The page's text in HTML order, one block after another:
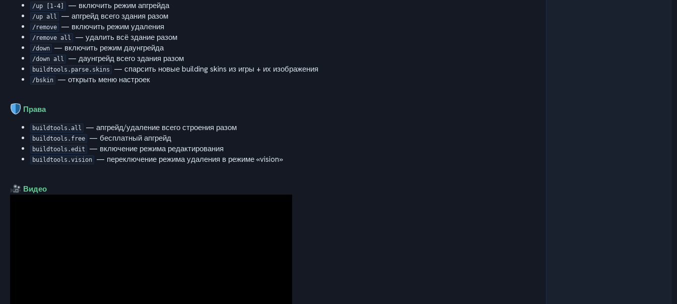
/up [1-4] — включить режим апгрейда
/up all — апгрейд всего здания разом
/remove — включить режим удаления
/remove all — удалить всё здание разом
/down — включить режим даунгрейда
/down all — даунгрейд всего здания разом
buildtools.parse.skins — спарсить новые building skins из игры + их изображения
/bskin — открыть меню настроек
Права
buildtools.all — апгрейд/удаление всего строения разом
buildtools.free — бесплатный апгрейд
buildtools.edit — включение режима редактирования
buildtools.vision — переключение режима удаления в режиме «vision»
Видео